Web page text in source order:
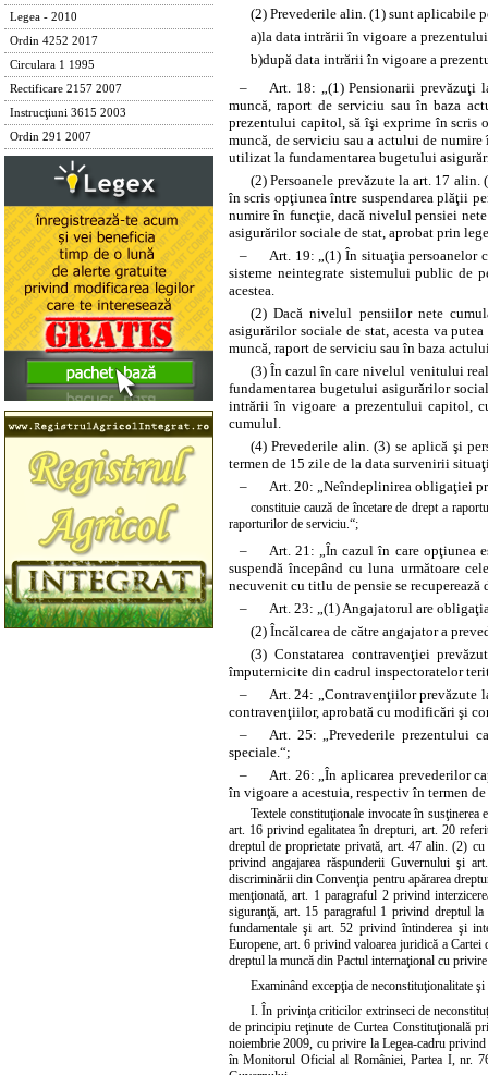
Legea - 2010
Ordin 4252 2017
Circulara 1 1995
Rectificare 2157 2007
Instrucţiuni 3615 2003
Ordin 291 2007
(2) Prevederile alin. (1) sunt aplicabile
a)la data intrării în vigoare a
b)după data intrării în vigoare a
–
Art. 18: „(1) Pensionarii prevăzuţi
muncă, raport de serviciu sau în baza
prezentului capitol, să îşi exprime în scris
muncă, de serviciu sau a actului de
utilizat la fundamentarea bugetului
(2) Persoanele prevăzute la art. 17
în scris opţiunea între suspendarea plăţii
numire în funcţie, dacă nivelul pensiei
asigurărilor sociale de stat, aprobat prin
–
Art. 19: „(1) În situaţia persoanelor
sisteme neintegrate sistemului public de
acestea.
(2) Dacă nivelul pensiilor nete
asigurărilor sociale de stat, acesta va
muncă, raport de serviciu sau în baza
(3) În cazul în care nivelul venitului
fundamentarea bugetului asigurărilor
intrării în vigoare a prezentului capitol,
cumulul.
(4) Prevederile alin. (3) se aplică şi
termen de 15 zile de la data survenirii
–
Art. 20: „Neîndeplinirea obligaţiei
constituie cauză de încetare de drept a
raporturilor de serviciu.“;
–
Art. 21: „În cazul în care opţiunea
suspendă începând cu luna următoare
necuvenit cu titlu de pensie se
–
Art. 23: „(1) Angajatorul are
(2) Încălcarea de către angajator a
(3) Constatarea contravenţiei
împuternicite din cadrul inspectoratelor
–
Art. 24: „Contravenţiilor
contravenţiilor, aprobată cu modificări şi
–
Art. 25: „Prevederile prezentului
speciale.“;
–
Art. 26: „În aplicarea prevederilor
în vigoare a acestuia, respectiv în termen
Textele constituţionale invocate în
art. 16 privind egalitatea în drepturi, art. 20
dreptul de proprietate privată, art. 47 alin. (2)
privind angajarea răspunderii Guvernului şi
discriminării din Convenţia pentru apărarea
menţionată, art. 1 paragraful 2 privind
siguranţă, art. 15 paragraful 1 privind dreptul
fundamentale şi art. 52 privind întinderea şi
Europene, art. 6 privind valoarea juridică a
dreptul la muncă din Pactul internaţional cu
Examinând excepţia de neconstituţionalitate
I. În privinţa criticilor extrinseci de
de principiu reţinute de Curtea Constituţională
noiembrie 2009, cu privire la Legea-cadru
în Monitorul Oficial al României, Partea I, nr.